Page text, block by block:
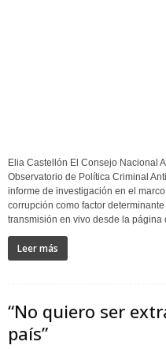
Elia Castellón El Consejo Nacional
Observatorio de Política Criminal
informe de investigación en el
corrupción como factor
transmisión en vivo desde la
Leer más
“No quiero ser
país”